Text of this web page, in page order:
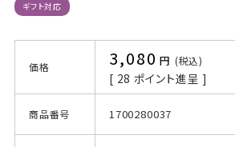
ギフト対応
価格 3,080 税込
[ 28 ポイント進呈 ]
商品番号 1700280037